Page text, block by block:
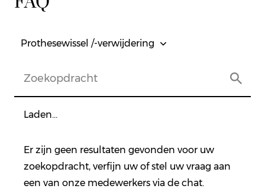
Laden…
Er zijn geen resultaten gevonden voor uw
zoekopdracht, verfijn uw of stel uw vraag aan
een van onze medewerkers via de chat.